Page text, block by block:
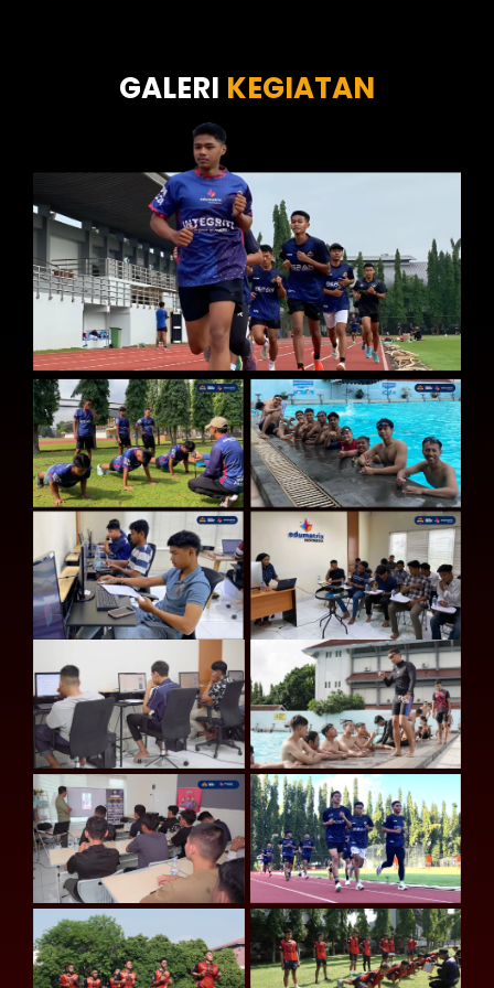
Tes Kepribadian
GALERI KEGIATAN